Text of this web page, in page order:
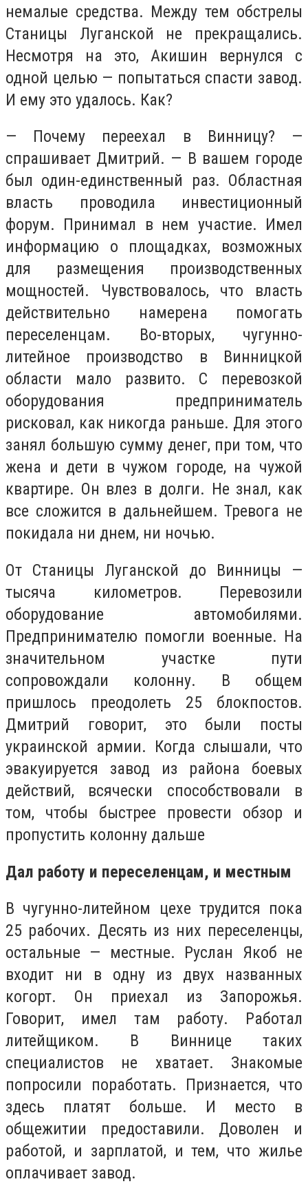
немалые средства. Между тем обстрелы
Станицы Луганской не прекращались.
Несмотря на это, Акишин вернулся с
одной целью — попытаться спасти завод.
И ему это удалось. Как?
— Почему переехал в Винницу? —
спрашивает Дмитрий. — В вашем городе
был один-единственный раз. Областная
власть проводила инвестиционный
форум. Принимал в нем участие. Имел
информацию о площадках, возможных
для размещения производственных
мощностей. Чувствовалось, что власть
действительно намерена помогать
переселенцам. Во-вторых, чугунно-
литейное производство в Винницкой
области мало развито. С перевозкой
оборудования предприниматель
рисковал, как никогда раньше. Для этого
занял большую сумму денег, при том, что
жена и дети в чужом городе, на чужой
квартире. Он влез в долги. Не знал, как
все сложится в дальнейшем. Тревога не
покидала ни днем, ни ночью.
От Станицы Луганской до Винницы —
тысяча километров. Перевозили
оборудование автомобилями.
Предпринимателю помогли военные. На
значительном участке пути
сопровождали колонну. В общем
пришлось преодолеть 25 блокпостов.
Дмитрий говорит, это были посты
украинской армии. Когда слышали, что
эвакуируется завод из района боевых
действий, всячески способствовали в
том, чтобы быстрее провести обзор и
пропустить колонну дальше
Дал работу и переселенцам, и местным
В чугунно-литейном цехе трудится пока
25 рабочих. Десять из них переселенцы,
остальные — местные. Руслан Якоб не
входит ни в одну из двух названных
когорт. Он приехал из Запорожья.
Говорит, имел там работу. Работал
литейщиком. В Виннице таких
специалистов не хватает. Знакомые
попросили поработать. Признается, что
здесь платят больше. И место в
общежитии предоставили. Доволен и
работой, и зарплатой, и тем, что жилье
оплачивает завод.